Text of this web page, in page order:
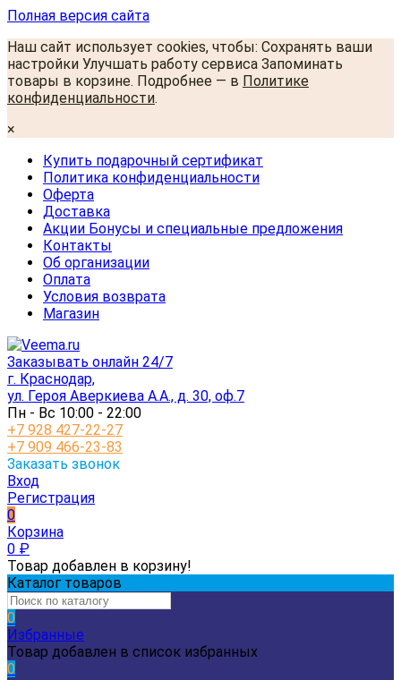
Полная версия сайта
Наш сайт использует cookies, чтобы: Сохранять ваши
настройки Улучшать работу сервиса Запоминать
товары в корзине. Подробнее — в Политике
конфиденциальности.
×
Купить подарочный сертификат
Политика конфиденциальности
Оферта
Доставка
Акции Бонусы и специальные предложения
Контакты
Об организации
Оплата
Условия возврата
Магазин
Заказывать онлайн 24/7
г. Краснодар,
ул. Героя Аверкиева А.А., д. 30, оф.7
Пн - Вс 10:00 - 22:00
+7 928 427-22-27
+7 909 466-23-83
Заказать звонок
Вход
Регистрация
0
Корзина
0 ₽
Товар добавлен в корзину!
Каталог товаров
0
Избранные
Товар добавлен в список избранных
0